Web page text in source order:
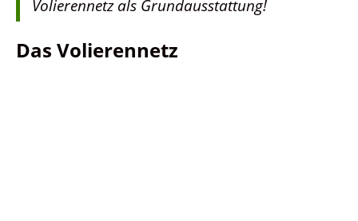
Volierennetz als Grundausstattung!
Das Volierennetz